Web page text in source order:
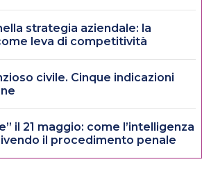
strategia aziendale: la
leva di competitività
civile. Cinque indicazioni
il 21 maggio: come l’intelligenza
il procedimento penale